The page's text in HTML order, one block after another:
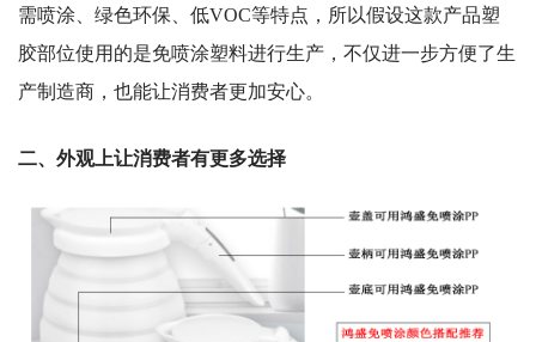
需喷涂、绿色环保、低VOC等特点，所以假设这款产品塑
胶部位使用的是免喷涂塑料进行生产，不仅进一步方便了生
产制造商，也能让消费者更加安心。
二、外观上让消费者有更多选择